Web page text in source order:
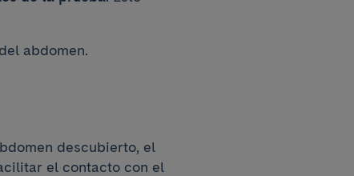
abdomen.
descubierto, el
el contacto con el